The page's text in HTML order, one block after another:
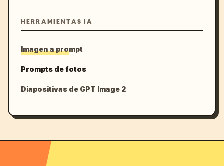
HERRAMIENTAS IA
Imagen a prompt
Prompts de fotos
Diapositivas de GPT Image 2